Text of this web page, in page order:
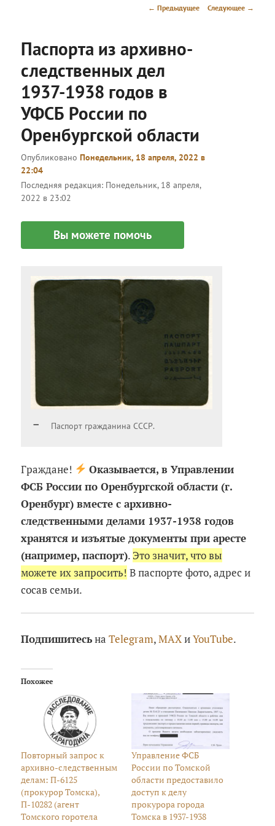
Навигация
← Предыдущее Следующее →
Паспорта из архивно-
следственных дел
1937-1938 годов в
УФСБ России по
Оренбургской области
ОпубликованоПонедельник, 18 апреля, 2022 в
22:04
Последняя редакция: Понедельник, 18 апреля,
2022 в 23:02
Вы можете помочь
Паспорт гражданина СССР.
Граждане!
Оказывается, в Управлении
ФСБ России по Оренбургской области (г.
Оренбург) вместе с архивно-
следственными делами 1937-1938 годов
хранятся и изъятые документы при аресте
(например, паспорт). Это значит, что вы
можете их запросить! В паспорте фото, адрес и
сосав семьи.
ПодпишитесьнаTelegram,MAXиYouTube.
Похожее
Повторный запрос к
архивно-следственным
делам: П-6125
(прокурор Томска),
П-10282 (агент
Томского горотела
Управление ФСБ
России по Томской
области предоставило
доступ к делу
прокурора города
Томска в 1937-1938